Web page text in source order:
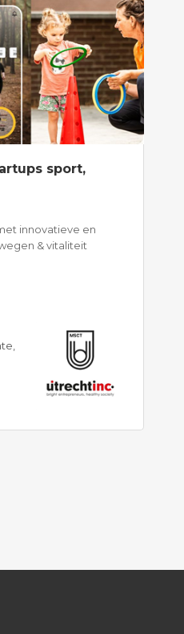
sport,
innovatieve en
& vitaliteit